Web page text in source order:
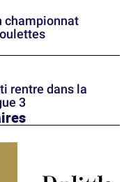
championnat
rentre dans la
3